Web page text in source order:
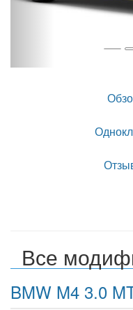
Все
BMW M4 3.0